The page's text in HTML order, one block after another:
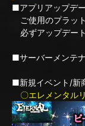
■アプリアップデ
ご使用のプラッ
必ずアップデー
■サーバーメンテ
■新規イベント/新
〇エレメンタル